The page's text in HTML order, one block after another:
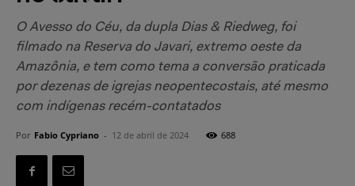
O Avesso do Céu, da dupla Dias & Riedweg, foi
filmado na Reserva do Javari, extremo oeste da
Amazônia, e tem como tema a conversão praticada
por dezenas de igrejas neopentecostais, até mesmo
com indígenas recém-contatados
Por Fabio Cypriano - 12 de abril de 2024 688